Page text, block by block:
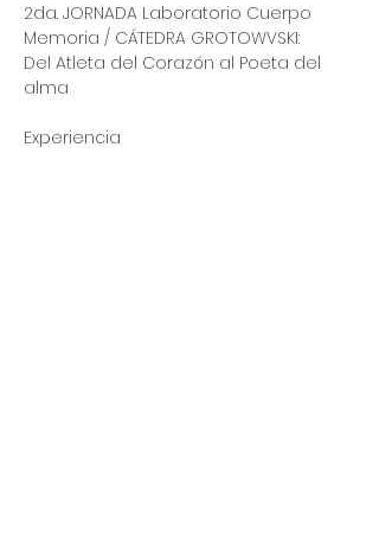
2da. JORNADA Laboratorio Cuerpo
Memoria / CÁTEDRA GROTOWVSKI:
Del Atleta del Corazón al Poeta del
alma
Experiencia